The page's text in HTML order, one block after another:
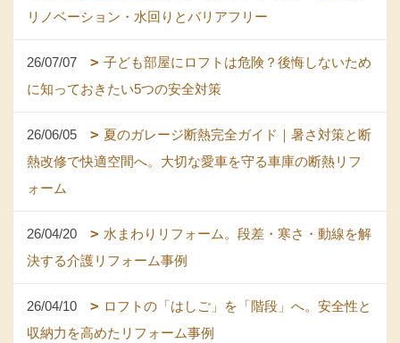
リノベーション・水回りとバリアフリー
26/07/07
子ども部屋にロフトは危険？後悔しないため
に知っておきたい5つの安全対策
26/06/05
夏のガレージ断熱完全ガイド｜暑さ対策と断
熱改修で快適空間へ。大切な愛車を守る車庫の断熱リフ
ォーム
26/04/20
水まわりリフォーム。段差・寒さ・動線を解
決する介護リフォーム事例
26/04/10
ロフトの「はしご」を「階段」へ。安全性と
収納力を高めたリフォーム事例